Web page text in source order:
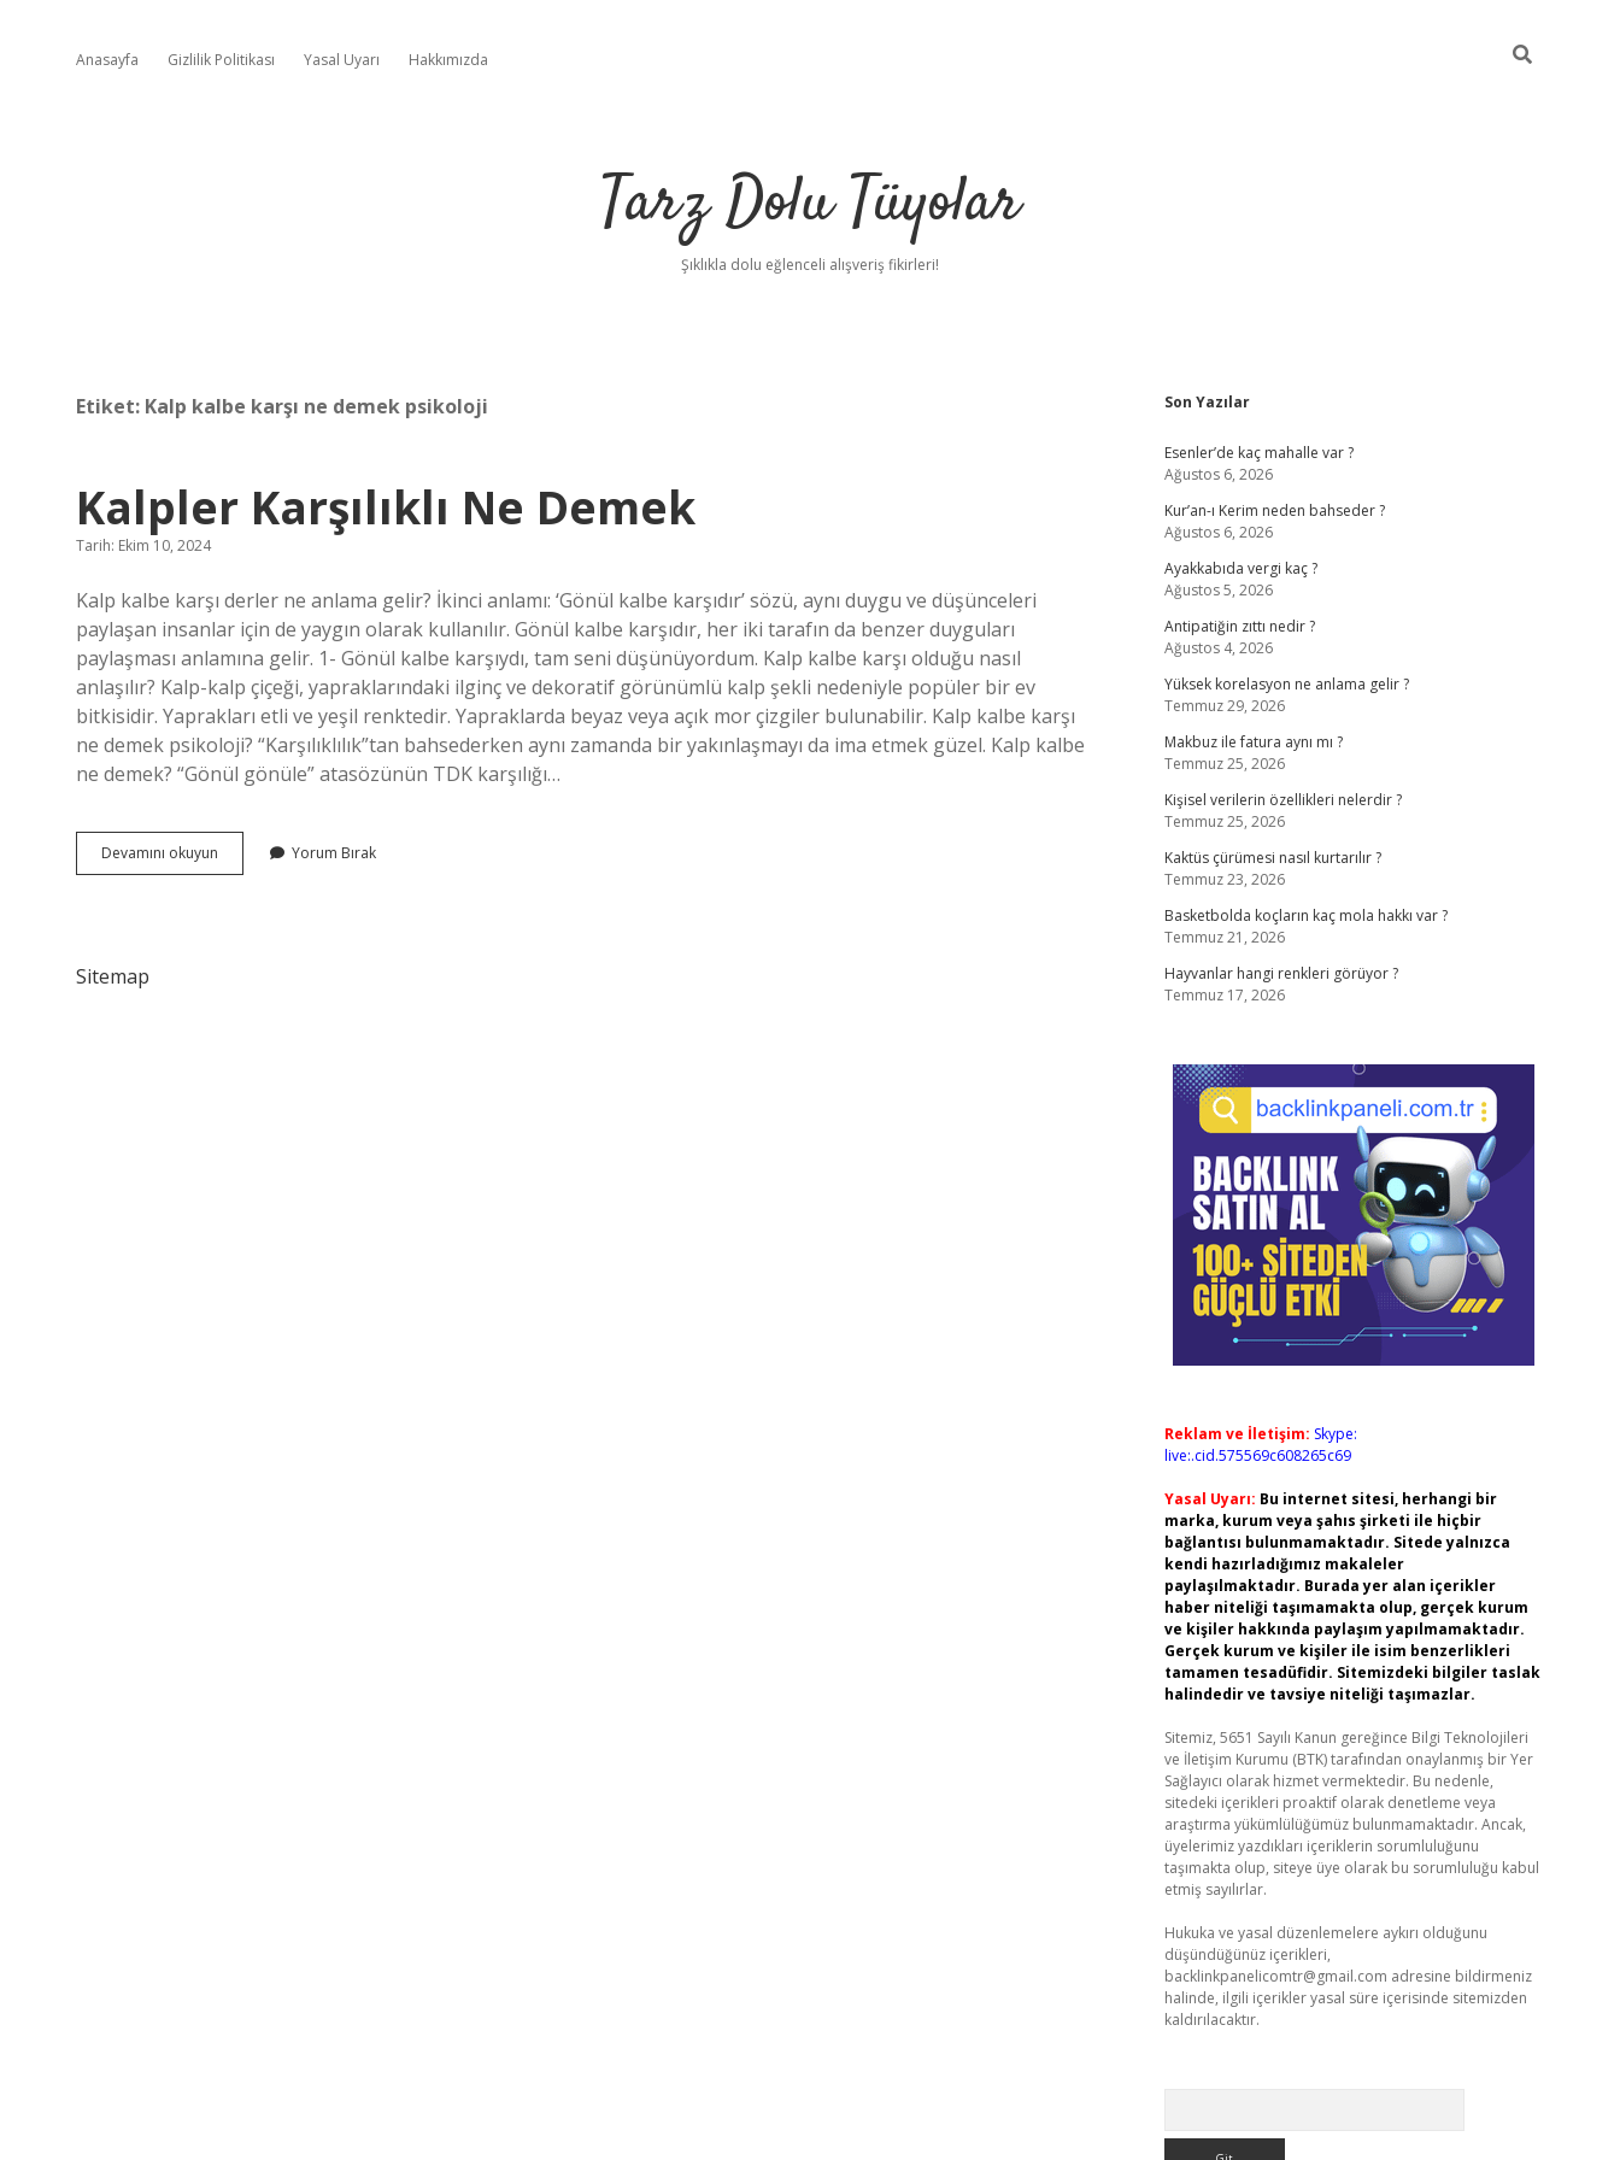
Anasayfa Gizlilik Politikası Yasal Uyarı Hakkımızda
Tarz Dolu Tüyolar
Şıklıkla dolu eğlenceli alışveriş fikirleri!
Etiket: Kalp kalbe karşı ne demek psikoloji
Kalpler Karşılıklı Ne Demek
Tarih: Ekim 10, 2024
Kalp kalbe karşı derler ne anlama gelir? İkinci anlamı: ‘Gönül kalbe karşıdır’ sözü, aynı duygu ve düşünceleri
paylaşan insanlar için de yaygın olarak kullanılır. Gönül kalbe karşıdır, her iki tarafın da benzer duyguları
paylaşması anlamına gelir. 1- Gönül kalbe karşıydı, tam seni düşünüyordum. Kalp kalbe karşı olduğu nasıl
anlaşılır? Kalp-kalp çiçeği, yapraklarındaki ilginç ve dekoratif görünümlü kalp şekli nedeniyle popüler bir ev
bitkisidir. Yaprakları etli ve yeşil renktedir. Yapraklarda beyaz veya açık mor çizgiler bulunabilir. Kalp kalbe karşı
ne demek psikoloji? “Karşılıklılık”tan bahsederken aynı zamanda bir yakınlaşmayı da ima etmek güzel. Kalp kalbe
ne demek? “Gönül gönüle” atasözünün TDK karşılığı…
Devamını okuyun
Karşılıklı
Yorum Bırak
Sitemap
Sidebar
Son Yazılar
Esenler’de kaç mahalle var ?
Ağustos 6, 2026
Kur’an-ı Kerim neden bahseder ?
Ağustos 6, 2026
Ayakkabıda vergi kaç ?
Ağustos 5, 2026
Antipatiğin zıttı nedir ?
Ağustos 4, 2026
Yüksek korelasyon ne anlama gelir ?
Temmuz 29, 2026
Makbuz ile fatura aynı mı ?
Temmuz 25, 2026
Kişisel verilerin özellikleri nelerdir ?
Temmuz 25, 2026
Kaktüs çürümesi nasıl kurtarılır ?
Temmuz 23, 2026
Basketbolda koçların kaç mola hakkı var ?
Temmuz 21, 2026
Hayvanlar hangi renkleri görüyor ?
Temmuz 17, 2026
Reklam ve İletişim: Skype:
live:.cid.575569c608265c69
Yasal Uyarı: Bu internet sitesi, herhangi bir
marka, kurum veya şahıs şirketi ile hiçbir
bağlantısı bulunmamaktadır. Sitede yalnızca
kendi hazırladığımız makaleler
paylaşılmaktadır. Burada yer alan içerikler
haber niteliği taşımamakta olup, gerçek kurum
ve kişiler hakkında paylaşım yapılmamaktadır.
Gerçek kurum ve kişiler ile isim benzerlikleri
tamamen tesadüfidir. Sitemizdeki bilgiler taslak
halindedir ve tavsiye niteliği taşımazlar.
Sitemiz, 5651 Sayılı Kanun gereğince Bilgi Teknolojileri
ve İletişim Kurumu (BTK) tarafından onaylanmış bir Yer
Sağlayıcı olarak hizmet vermektedir. Bu nedenle,
sitedeki içerikleri proaktif olarak denetleme veya
araştırma yükümlülüğümüz bulunmamaktadır. Ancak,
üyelerimiz yazdıkları içeriklerin sorumluluğunu
taşımakta olup, siteye üye olarak bu sorumluluğu kabul
etmiş sayılırlar.
Hukuka ve yasal düzenlemelere aykırı olduğunu
düşündüğünüz içerikleri,
backlinkpanelicomtr@gmail.com adresine bildirmeniz
halinde, ilgili içerikler yasal süre içerisinde sitemizden
kaldırılacaktır.
hiltonbetilbet giriş yap